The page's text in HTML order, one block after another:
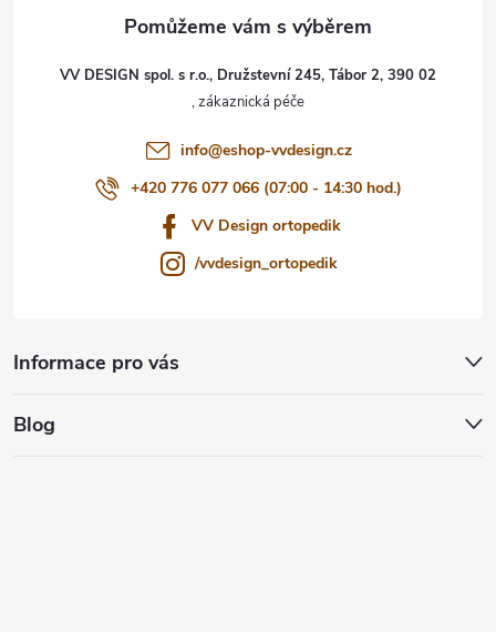
VV DESIGN spol. s r.o., Družstevní 245, Tábor 2, 390 02
info@eshop-vvdesign.cz
+420 776 077 066 (07:00 - 14:30 hod.)
VV Design ortopedik
/vvdesign_ortopedik
Informace pro vás
Blog